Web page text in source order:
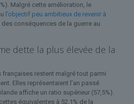
Malgré cette amélioration, le
l’objectif peu ambitieux de revenir à
conséquences de la guerre au
dette la plus élevée de la
restent malgré tout parmi
Elles représentaient l’an passé
affiche un ratio supérieur (57,5%).
équivalentes à 52,1% de la